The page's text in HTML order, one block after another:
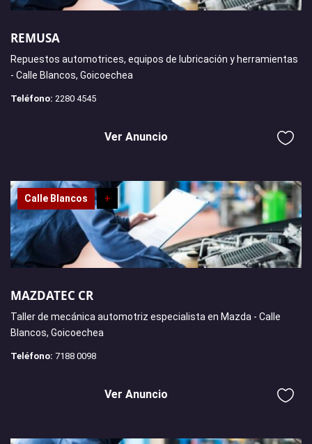
REMUSA
Repuestos automotrices, equipos de lubricación y herramientas
- Calle Blancos, Goicoechea
Teléfono: 2280 4545
Ver Anuncio
Calle Blancos +
MAZDATEC CR
Taller de mecánica automotriz especialista en Mazda - Calle
Blancos, Goicoechea
Teléfono: 7188 0098
Ver Anuncio